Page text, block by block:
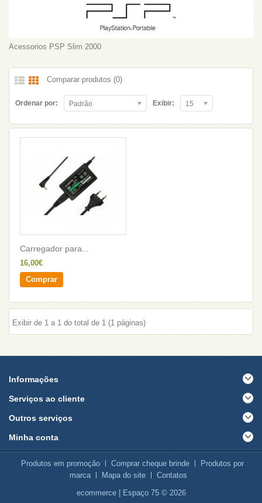
Acessorios PSP Slim 2000
Comparar produtos (0)
Ordenar por: Padrão Exibir: 15
Carregador para...
16,00€
Comprar
Exibir de 1 a 1 do total de 1 (1 páginas)
Informações
Serviços ao cliente
Outros serviços
Minha conta
Produtos em promoção Comprar cheque brinde
Produtos por
marca
Mapa do site
Contatos
ecommerce| Espaço 75 © 2026